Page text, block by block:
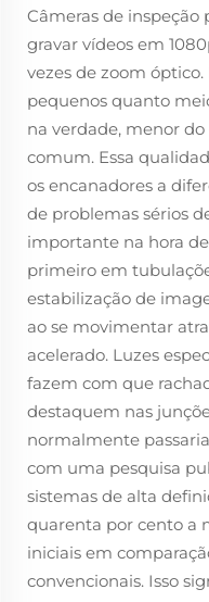
Câmeras de inspeção
gravar vídeos em
vezes de zoom
pequenos quanto
na verdade, menor
comum. Essa
os encanadores a
de problemas sérios
importante na hora
primeiro em
estabilização de
ao se movimentar
acelerado. Luzes
fazem com que
destaquem nas
normalmente
com uma pesquisa
sistemas de alta
quarenta por cento a
iniciais em
convencionais. Isso